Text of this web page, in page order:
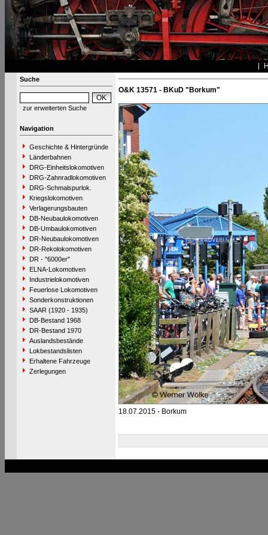
Suche
zur erweiterten Suche
Navigation
Geschichte & Hintergründe
Länderbahnen
DRG-Einheitslokomotiven
DRG-Zahnradlokomotiven
DRG-Schmalspurlok.
Kriegslokomotiven
Verlagerungsbauten
DB-Neubaulokomotiven
DB-Umbaulokomotiven
DR-Neubaulokomotiven
DR-Rekolokomotiven
DR - "6000er"
ELNA-Lokomotiven
Industrielokomotiven
Feuerlose Lokomotiven
Sonderkonstruktionen
SAAR (1920 - 1935)
DB-Bestand 1968
DR-Bestand 1970
Auslandsbestände
Lokbestandslisten
Erhaltene Fahrzeuge
Zerlegungen
O&K 13571 - BKuD "Borkum"
18.07.2015 - Borkum